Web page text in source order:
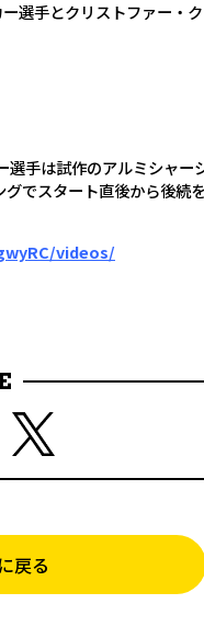
手とクリストファー・
手は試作のアルミシャ
でスタート直後から後続
videos/
戻る